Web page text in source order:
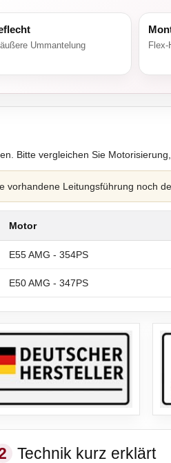
Ummantelung
Bitte vergleichen Sie
Leitungsführung noch
Motor
E55 AMG - 354PS
E50 AMG - 347PS
Technik kurz erklärt